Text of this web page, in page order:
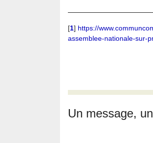
[1] https://
assemblee-nationale-sur-
Un message,